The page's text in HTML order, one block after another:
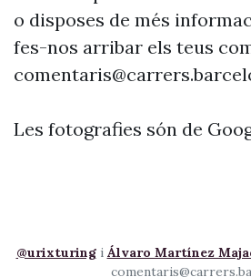
o disposes de més
fes-nos arribar els teus
Les fotografies són de
@urixturingi Álvaro Martínez